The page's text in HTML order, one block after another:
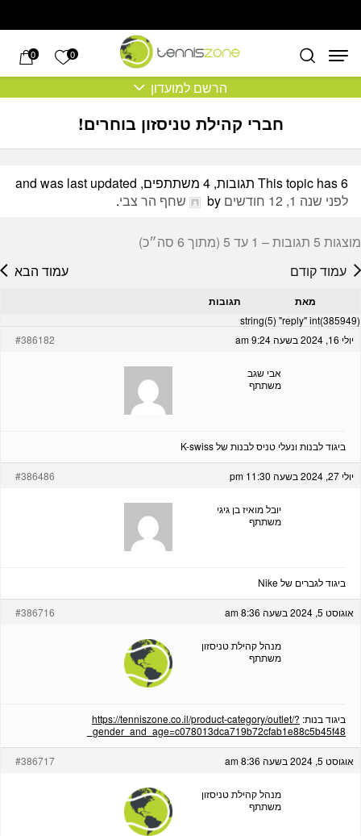
0 הרשימה
0
הרשם למועדון
חברי קהילת טניסזון בוחרים!
This topic has 6 תגובות, 4 משתתפים, and was last updated
לפני שנה 1, 12 חודשים
by שחף הר צבי.
מוצגות 5 תגובות – 1 עד 5 (מתוך 6 סה״כ)
עמוד קודם
עמוד הבא
מאת תגובות
string(5) "reply" int(385949)
יולי 16, 2024 בשעה 9:24 am
#386182
אבי שגב
משתתף
ביגוד לבנות ונעלי טניס לבנות של K-swiss
יולי 27, 2024 בשעה 11:30 pm #386486
יובל מואיז בן גיגי
משתתף
ביגוד לגברים של Nike
אוגוסט 5, 2024 בשעה 8:36 am #386716
מנהל קהילת טניסזון
משתתף
ביגוד בנות: https://tenniszone.co.il/product-category/outlet/?
_gender_and_age=c078013dca719b72cfab1e88c5b45f48
אוגוסט 5, 2024 בשעה 8:36 am #386717
מנהל קהילת טניסזון
משתתף